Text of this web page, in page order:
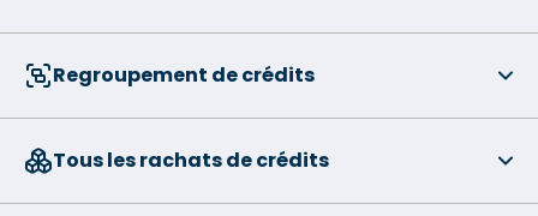
Regroupement de crédits
Tous les rachats de crédits